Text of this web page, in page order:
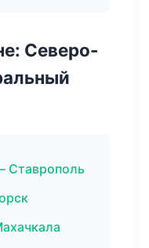
Северо-
Ставрополь